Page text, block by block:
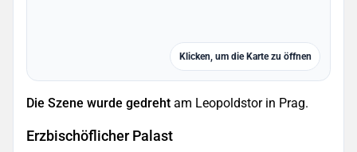
Klicken, um die Karte zu öffnen
Die Szene wurde gedreht am Leopoldstor in Prag.
Erzbischöflicher Palast